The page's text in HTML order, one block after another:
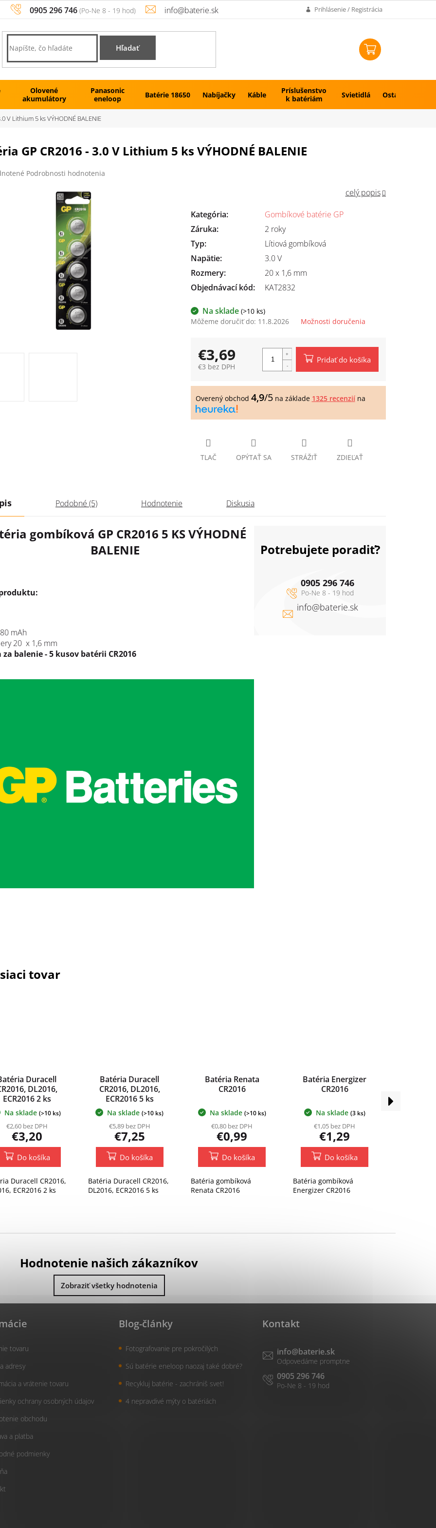
0905 296 746 info@baterie.sk Prihlásenie / Registrácia
Hľadať
Olovené
akumulátory
Panasonic
eneloop
Batérie 18650 Nabíjačky Káble
Príslušenstvo
k batériám
Svietidlá Ostatné
V Lithium 5 ks VÝHODNÉ BALENIE
GP CR2016 - 3.0 V Lithium 5 ks VÝHODNÉ BALENIE
Podrobnosti hodnotenia
Na sklade (>10 ks)
Môžeme doručiť do: 11.8.2026 Možnosti doručenia
celý popis
TLAČ OPÝTAŤ SA STRÁŽIŤ ZDIEĽAŤ
Kategória:
Gombíkové batérie GP
Záruka:
2 roky
Typ:
Lítiová gombíková
Napätie:
3.0 V
Rozmery:
20 x 1,6 mm
Objednávací kód:
KAT2832
€3,69
€3 bez DPH
cena:
Pridať do košíka
Overený obchod 4,9/5na základe 1325 recenziína
tovar
Duracell
DL2016,
ECR2016 2 ks
Na sklade (>10 ks)
€2,60 bez DPH
€3,20
Do košíka
Duracell CR2016,
ECR2016 2 ks
Batéria Duracell
CR2016, DL2016,
ECR2016 5 ks
VÝHODNÉ BALENIE
Na sklade (>10 ks)
€5,89 bez DPH
€7,25
Do košíka
Batéria Duracell CR2016,
DL2016, ECR2016 5 ks
Batéria Renata
CR2016
Na sklade (>10 ks)
€0,80 bez DPH
€0,99
Do košíka
Batéria gombíková
Renata CR2016
Batéria Energizer
CR2016
Na sklade (3 ks)
€1,05 bez DPH
€1,29
Do košíka
Batéria gombíková
Energizer CR2016
Podobné (5) Hodnotenie Diskusia
gombíková GP CR2016 5 KS VÝHODNÉ
BALENIE
mAh
20 x 1,6 mm
za balenie - 5 kusov batérii CR2016
Potrebujete poradiť?
info@baterie.sk
0905 296 746
Hodnotenie našich zákazníkov
Zobraziť všetky hodnotenia
tovaru
adresy
a vrátenie tovaru
ochrany osobných údajov
obchodu
a platba
podmienky
Blog-články
Fotografovanie pre pokročilých
Sú batérie eneloop naozaj také dobré?
Recykluj batérie - zachrániš svet!
4 nepravdivé mýty o batériách
Kontakt
info@baterie.sk
0905 296 746